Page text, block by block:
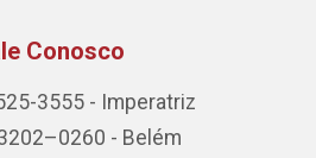
Conosco
3555 - Imperatriz
- Belém